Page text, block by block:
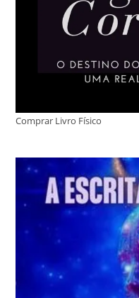
Comprar Livro Físico